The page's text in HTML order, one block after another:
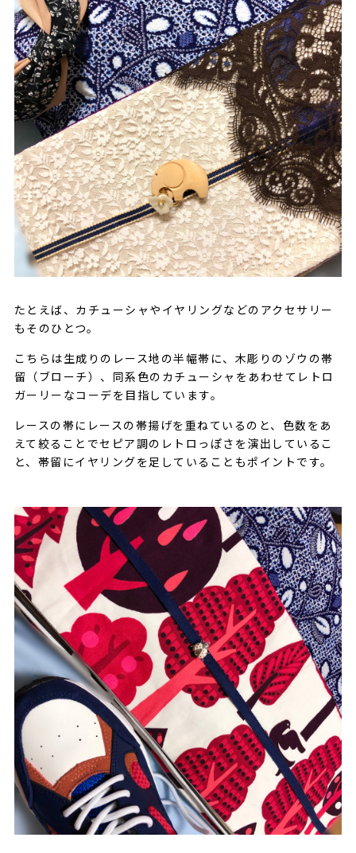
たとえば、カチューシャやイヤリングなどのアクセサリー
もそのひとつ。
こちらは生成りのレース地の半幅帯に、木彫りのゾウの帯
留（ブローチ）、同系色のカチューシャをあわせてレトロ
ガーリーなコーデを目指しています。
レースの帯にレースの帯揚げを重ねているのと、色数をあ
えて絞ることでセピア調のレトロっぽさを演出しているこ
と、帯留にイヤリングを足していることもポイントです。